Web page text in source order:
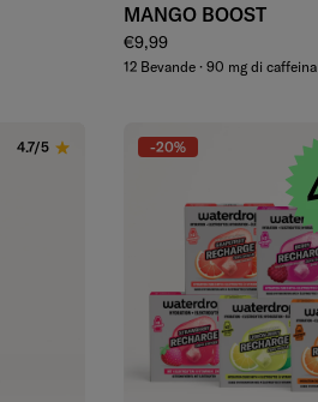
MANGO BOOST
Prezzo regolare
€9,99
12 Bevande · 90 mg di caffeina
4.7/5 -20%